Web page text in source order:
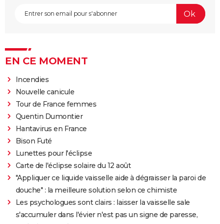
EN CE MOMENT
Incendies
Nouvelle canicule
Tour de France femmes
Quentin Dumontier
Hantavirus en France
Bison Futé
Lunettes pour l'éclipse
Carte de l'éclipse solaire du 12 août
"Appliquer ce liquide vaisselle aide à dégraisser la paroi de
douche" : la meilleure solution selon ce chimiste
Les psychologues sont clairs : laisser la vaisselle sale
s'accumuler dans l'évier n'est pas un signe de paresse,